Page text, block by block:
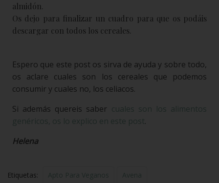
almidón.
Os dejo para finalizar un cuadro para que os podáis
descargar con todos los cereales.
Espero que este post os sirva de ayuda y sobre todo,
os aclare cuales son los cereales que podemos
consumir y cuales no, los celiacos.
Si además quereis saber cuales son los alimentos
genéricos, os lo explico en este post.
Helena
Etiquetas: Apto Para Veganos Avena